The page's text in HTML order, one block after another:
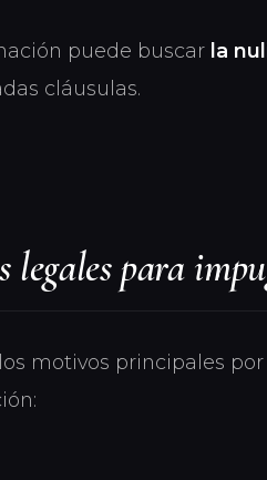
puede buscar la
cláusulas.
legales para
motivos principales